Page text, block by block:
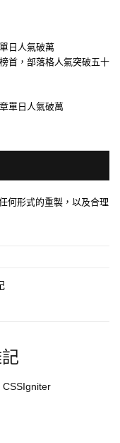
日人氣破萬
首，部落格人氣突破五十
單日人氣破萬
何形式的重製，以及合理
CSSIgniter